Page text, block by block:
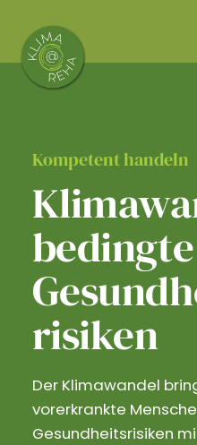
content
Kompetent handeln
bedingte
risiken
Der Klimawandel
vorerkrankte
Gesundheitsrisiken